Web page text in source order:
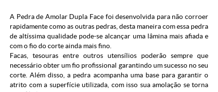
A Pedra de Amolar Dupla Face foi desenvolvida para não corroer
rapidamente como as outras pedras, desta maneira com essa pedra
de altíssima qualidade pode-se alcançar uma lâmina mais afiada e
com o fio do corte ainda mais fino.
Facas, tesouras entre outros utensílios poderão sempre que
necessário obter um fio profissional garantindo um sucesso no seu
corte. Além disso, a pedra acompanha uma base para garantir o
atrito com a superfície utilizada, com isso sua amolação se torna